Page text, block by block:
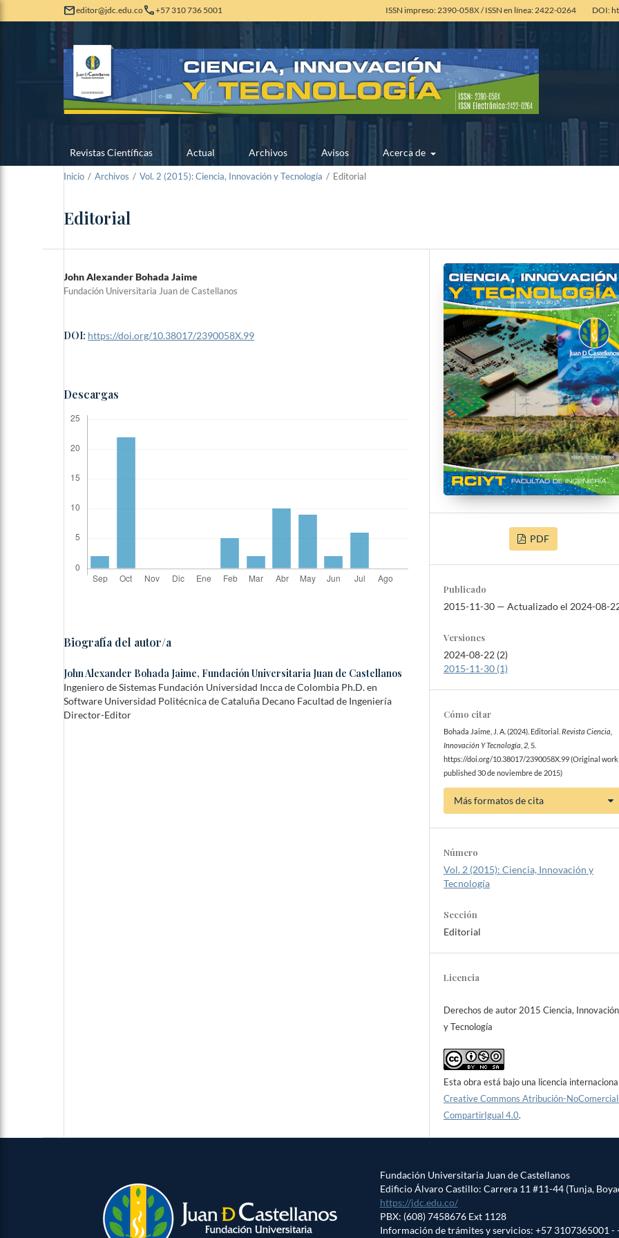
maileditor@jdc.edu.cocall+57 310 736 5001 ISSN impreso: 2390-058X / ISSN en línea: 2422-0264 DOI:
Revistas Científicas Actual Archivos Avisos Acerca de
Inicio / Archivos / Vol. 2 (2015): Ciencia, Innovación y Tecnología / Editorial
Editorial
John Alexander Bohada Jaime
Fundación Universitaria Juan de Castellanos
DOI: https://doi.org/10.38017/2390058X.99
Descargas
Biografía del autor/a
John Alexander Bohada Jaime, Fundación Universitaria Juan de Castellanos
Ingeniero de Sistemas Fundación Universidad Incca de Colombia Ph.D. en
Software Universidad Politécnica de Cataluña Decano Facultad de Ingeniería
Director-Editor
PDF
Publicado
2015-11-30 — Actualizado el 2024-08-
Versiones
2024-08-22 (2)
2015-11-30 (1)
Cómo citar
Bohada Jaime, J. A. (2024). Editorial.Revista Ciencia,
Innovación Y Tecnología 2 , 5.
https://doi.org/10.38017/2390058X.99 (Original work
published 30 de noviembre de 2015)
Más formatos de cita
Número
Vol. 2 (2015): Ciencia, Innovación y
Tecnología
Sección
Editorial
Licencia
Derechos de autor 2015 Ciencia, Innovación
y Tecnología
Esta obra está bajo una licencia
Creative Commons Atribución-
CompartirIgual 4.0.
Fundación Universitaria Juan de Castellanos
Edificio Álvaro Castillo: Carrera 11 #11-44 (Tunja,
https://jdc.edu.co/
PBX: (608) 7458676 Ext 1128
Información de trámites y servicios: +57 3107365001 -